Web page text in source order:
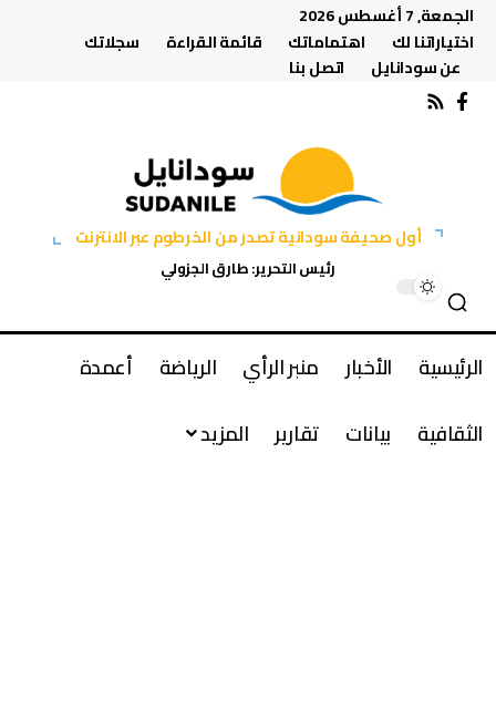
الجمعة, 7 أغسطس 2026
اختياراتنا لك
اهتماماتك قائمة القراءة
سجلاتك
عن سودانايل
اتصل بنا
أول صحيفة سودانية تصدر من الخرطوم عبر الانترنت
رئيس التحرير: طارق الجزولي
الرئيسية الأخبار منبر الرأي الرياضة
أعمدة
الثقافية
بيانات تقارير المزيد